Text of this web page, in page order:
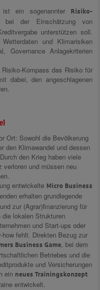
ein sogenannter
Risiko-
der Einschätzung von
unterstützen soll.
und Klimarisiken
Governance Anlagekriterien
Kompass das Risiko für
dabei, den angeschlagenen
Ort: Sowohl die Bevölkerung
den Klimawandel und dessen
den Krieg haben viele
verloren und müssen neu
entwickelte Micro Business
erhalten grundlegende
zur (Agrar)finanzierung für
lokalen Strukturen
und Start-ups oder
fehlt. Direkten Bezug zur
Business Game, bei dem
Betriebes und die
und Versicherungen
ein neues Trainingskonzept
entwickelt.